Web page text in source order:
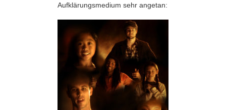
Aufklärungsmedium sehr angetan: